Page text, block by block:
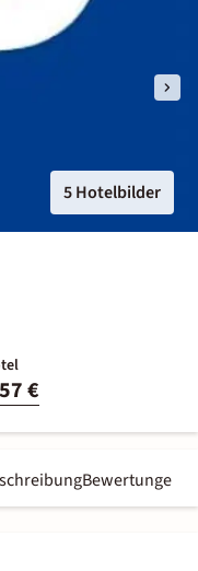
5 Hotelbilder
57 €
Bewertungen